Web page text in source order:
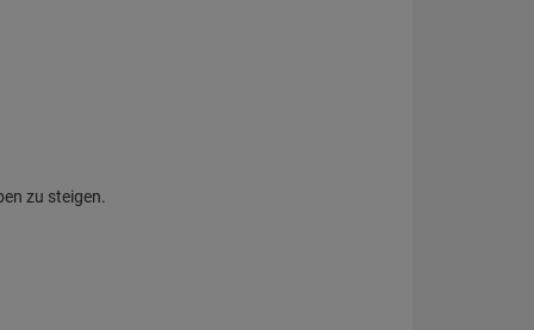
zu steigen.